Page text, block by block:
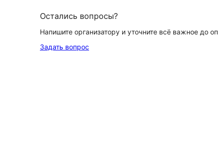
Остались вопросы?
Напишите организатору и уточните всё важное до
Задать вопрос